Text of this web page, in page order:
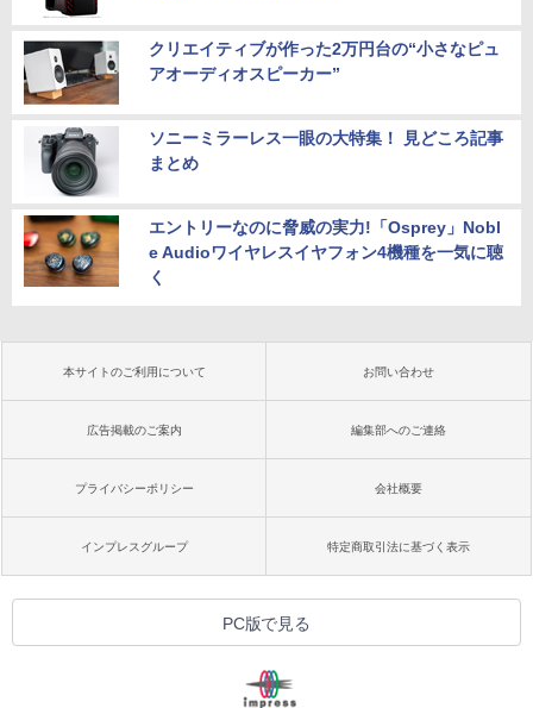
クリエイティブが作った2万円台の“小さなピュ
アオーディオスピーカー”
ソニーミラーレス一眼の大特集！ 見どころ記事
まとめ
エントリーなのに脅威の実力!「Osprey」Nobl
e Audioワイヤレスイヤフォン4機種を一気に聴
く
本サイトのご利用について お問い合わせ
広告掲載のご案内 編集部へのご連絡
プライバシーポリシー 会社概要
インプレスグループ 特定商取引法に基づく表示
PC版で見る